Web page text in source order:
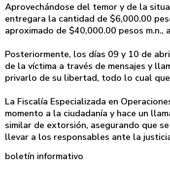
Aprovechándose del temor y de la
entregara la cantidad de $6,000.00
aproximado de $40,000.00 pesos
Posteriormente, los días 09 y 10 de
de la víctima a través de mensajes y
privarlo de su libertad, todo lo cual
La Fiscalía Especializada en
momento a la ciudadanía y hace un
similar de extorsión, asegurando que
llevar a los responsables ante la
boletín informativo